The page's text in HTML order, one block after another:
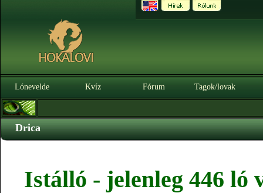
Lónevelde Kvíz Fórum Tagok/lovak
Drica
Istálló - jelenleg 446 ló